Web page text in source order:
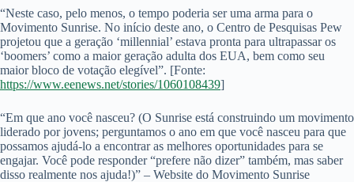
“Neste caso, pelo menos, o tempo poderia ser uma arma para o
Movimento Sunrise. No início deste ano, o Centro de Pesquisas Pew
projetou que a geração ‘millennial’ estava pronta para ultrapassar os
‘boomers’ como a maior geração adulta dos EUA, bem como seu
maior bloco de votação elegível”. [Fonte:
https://www.eenews.net/stories/1060108439]
“Em que ano você nasceu? (O Sunrise está construindo um movimento
liderado por jovens; perguntamos o ano em que você nasceu para que
possamos ajudá-lo a encontrar as melhores oportunidades para se
engajar. Você pode responder “prefere não dizer” também, mas saber
disso realmente nos ajuda!)” – Website do Movimento Sunrise